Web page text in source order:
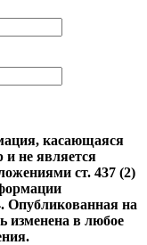
касающаяся
не является
ст. 437 (2)
Опубликованная на
изменена в любое